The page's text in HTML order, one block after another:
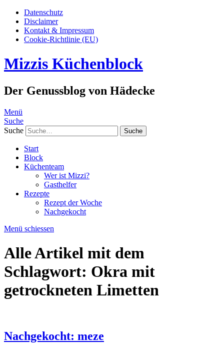
Datenschutz
Disclaimer
Kontakt & Impressum
Cookie-Richtlinie (EU)
Mizzis Küchenblock
Der Genussblog von Hädecke
Menü
Suche
Suche
Start
Block
Küchenteam
Wer ist Mizzi?
Gasthelfer
Rezepte
Rezept der Woche
Nachgekocht
Menü schiessen
Alle Artikel mit dem
Schlagwort: Okra mit
getrockneten Limetten
Nachgekocht: meze